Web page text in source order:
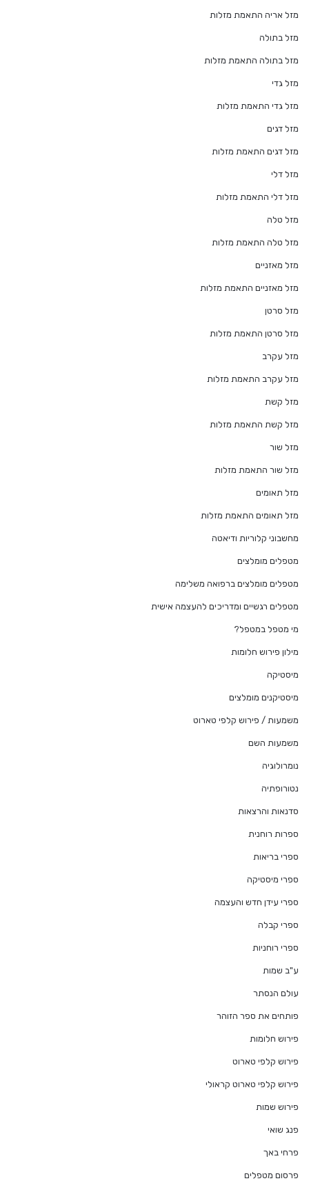
מזל אריה התאמת מזלות
מזל בתולה
מזל בתולה התאמת מזלות
מזל גדי
מזל גדי התאמת מזלות
מזל דגים
מזל דגים התאמת מזלות
מזל דלי
מזל דלי התאמת מזלות
מזל טלה
מזל טלה התאמת מזלות
מזל מאזניים
מזל מאזניים התאמת מזלות
מזל סרטן
מזל סרטן התאמת מזלות
מזל עקרב
מזל עקרב התאמת מזלות
מזל קשת
מזל קשת התאמת מזלות
מזל שור
מזל שור התאמת מזלות
מזל תאומים
מזל תאומים התאמת מזלות
מחשבוני קלוריות ודיאטה
מטפלים מומלצים
מטפלים מומלצים ברפואה משלימה
מטפלים רגשיים ומדריכים להעצמה אישית
מי מטפל במטפל?
מילון פירוש חלומות
מיסטיקה
מיסטיקנים מומלצים
משמעות / פירוש קלפי טארוט
משמעות השם
נומרולוגיה
נטורופתיה
סדנאות והרצאות
ספרות רוחנית
ספרי בריאות
ספרי מיסטיקה
ספרי עידן חדש והעצמה
ספרי קבלה
ספרי רוחניות
ע"ב שמות
עולם הנסתר
פותחים את ספר הזוהר
פירוש חלומות
פירוש קלפי טארוט
פירוש קלפי טארוט קראולי
פירוש שמות
פנג שואי
פרחי באך
פרסום מטפלים